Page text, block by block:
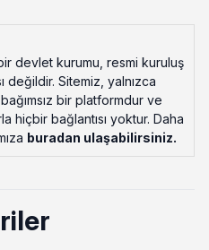
devlet kurumu, resmi kuruluş
değildir. Sitemiz, yalnızca
bir platformdur ve
hiçbir bağlantısı yoktur. Daha
buradan ulaşabilirsiniz.